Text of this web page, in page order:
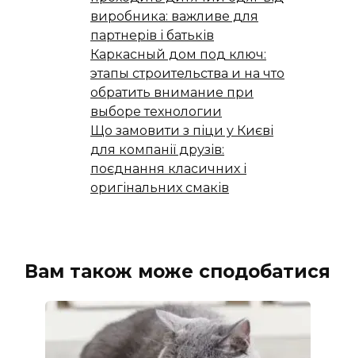
виробника: важливе для
партнерів і батьків
Каркасный дом под ключ:
этапы строительства и на что
обратить внимание при
выборе технологии
Що замовити з піци у Києві
для компанії друзів:
поєднання класичних і
оригінальних смаків
Вам також може сподобатися